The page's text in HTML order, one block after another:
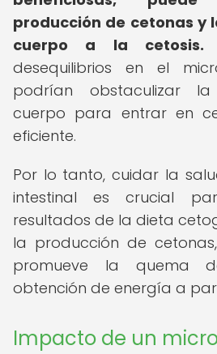
producción de cetonas y
cuerpo a la cetosis.
desequilibrios en el
podrían obstaculizar
cuerpo para entrar en
eficiente.
Por lo tanto, cuidar la
intestinal es crucial
resultados de la dieta
la producción de
promueve la quema
obtención de energía a
Impacto de un